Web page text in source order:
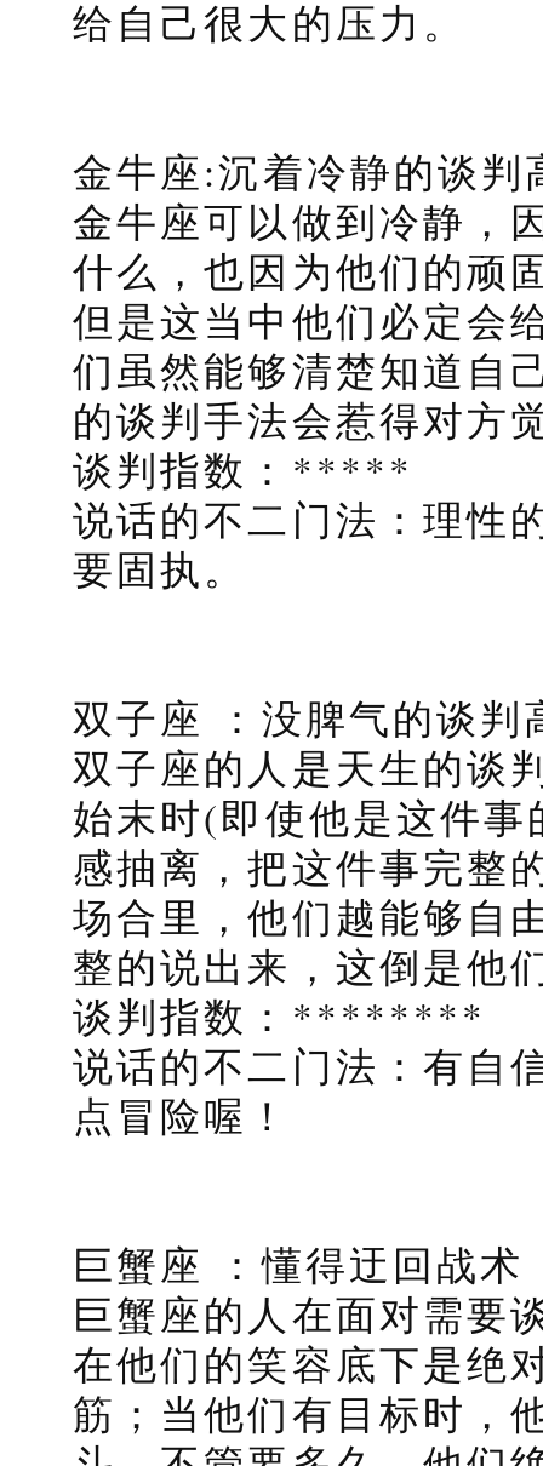
给自己很大的压力。
金牛座:沉着冷静的谈判
金牛座可以做到冷静，
什么，也因为他们的顽
但是这当中他们必定会
们虽然能够清楚知道自
的谈判手法会惹得对方
谈判指数：*****
说话的不二门法：理性
要固执。
双子座 ：没脾气的谈判
双子座的人是天生的谈
始末时(即使他是这件
感抽离，把这件事完整
场合里，他们越能够自
整的说出来，这倒是他
谈判指数：********
说话的不二门法：有自
点冒险喔！
巨蟹座 ：懂得迂回战术
巨蟹座的人在面对需要
在他们的笑容底下是绝
筋；当他们有目标时，